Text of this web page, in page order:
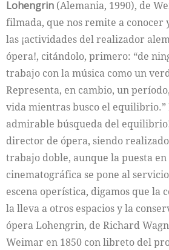
Lohengrin (Alemania, 1990), de
filmada, que nos remite a conocer
las ¡actividades del realizador
ópera!, citándolo, primero: “de
trabajo con la música como un
Representa, en cambio, un
vida mientras busco el equilibrio.”
admirable búsqueda del
director de ópera, siendo
trabajo doble, aunque la puesta en
cinematográfica se pone al
escena operística, digamos que la
la lleva a otros espacios y la
ópera Lohengrin, de Richard
Weimar en 1850 con libreto del